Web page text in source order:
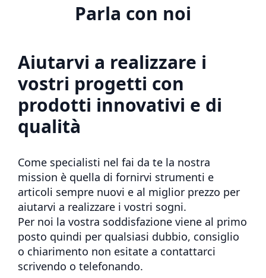
Parla con noi
Aiutarvi a realizzare i
vostri progetti con
prodotti innovativi e di
qualità
Come specialisti nel fai da te la nostra
mission è quella di fornirvi strumenti e
articoli sempre nuovi e al miglior prezzo per
aiutarvi a realizzare i vostri sogni.
Per noi la vostra soddisfazione viene al primo
posto quindi per qualsiasi dubbio, consiglio
o chiarimento non esitate a contattarci
scrivendo o telefonando.